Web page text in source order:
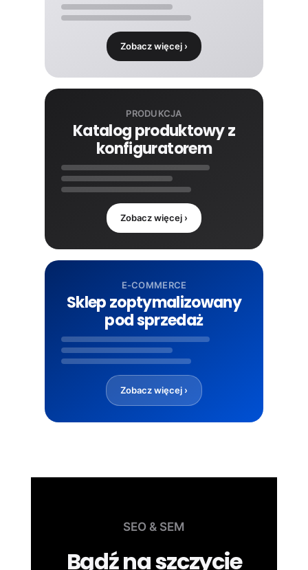
Zobacz więcej ›
PRODUKCJA
Katalog produktowy z
konfiguratorem
Zobacz więcej ›
E-COMMERCE
Sklep zoptymalizowany
pod sprzedaż
Zobacz więcej ›
SEO & SEM
Bądź na szczycie